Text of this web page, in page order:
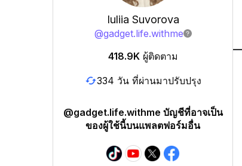
Iuliia Suvorova
@gadget.life.withme
418.9K ผู้ติดตาม
334 วัน ที่ผ่านมาปรับปรุง
@gadget.life.withme บัญชีที่อาจเป็น
ของผู้ใช้นี้บนแพลตฟอร์มอื่น